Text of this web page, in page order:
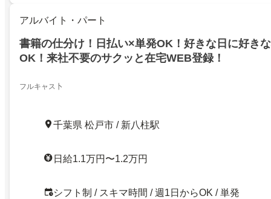
アルバイト・パート
書籍の仕分け！日払い×単発OK！好きな日に好き
OK！来社不要のサクッと在宅WEB登録！
フルキャス卜
千葉県 松戸市 / 新八柱駅
日給1.1万円〜1.2万円
シフト制 / スキマ時間 / 週1日からOK / 単発